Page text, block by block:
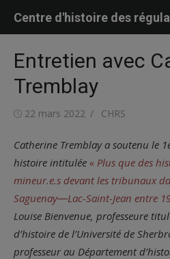
Centre d'histoire des
Entretien avec
Tremblay
Posted
22 mars 2022 Author
CHRS
Catherine Tremblay a soutenu le 1
histoire intitulée « Plus que des
mineur.e.s devant les tribunaux
Saguenay―Lac-Saint-Jean entre
Louise Bienvenue, professeure
d’histoire de l’Université de
professeur au Département